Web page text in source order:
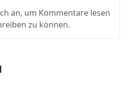
an, um Kommentare lesen
zu können.